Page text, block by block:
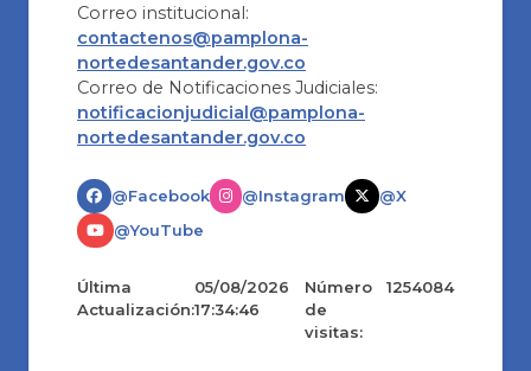
Correo institucional:
contactenos@pamplona-
nortedesantander.gov.co
Correo de Notificaciones Judiciales:
notificacionjudicial@pamplona-
nortedesantander.gov.co
@Facebook @Instagram
@X
@YouTube
Última
Actualización:
05/08/2026
17:34:46
Número
de
visitas:
1254084